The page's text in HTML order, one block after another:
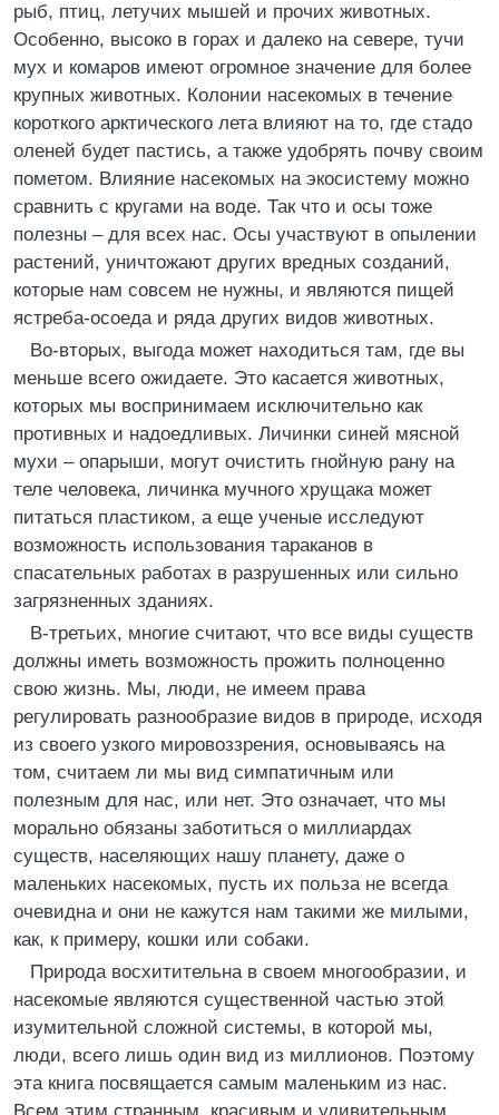
рыб, птиц, летучих мышей и прочих животных.
Особенно, высоко в горах и далеко на севере, тучи
мух и комаров имеют огромное значение для более
крупных животных. Колонии насекомых в течение
короткого арктического лета влияют на то, где стадо
оленей будет пастись, а также удобрять почву своим
пометом. Влияние насекомых на экосистему можно
сравнить с кругами на воде. Так что и осы тоже
полезны – для всех нас. Осы участвуют в опылении
растений, уничтожают других вредных созданий,
которые нам совсем не нужны, и являются пищей
ястреба-осоеда и ряда других видов животных.
Во-вторых, выгода может находиться там, где вы
меньше всего ожидаете. Это касается животных,
которых мы воспринимаем исключительно как
противных и надоедливых. Личинки синей мясной
мухи – опарыши, могут очистить гнойную рану на
теле человека, личинка мучного хрущака может
питаться пластиком, а еще ученые исследуют
возможность использования тараканов в
спасательных работах в разрушенных или сильно
загрязненных зданиях.
В-третьих, многие считают, что все виды существ
должны иметь возможность прожить полноценно
свою жизнь. Мы, люди, не имеем права
регулировать разнообразие видов в природе, исходя
из своего узкого мировоззрения, основываясь на
том, считаем ли мы вид симпатичным или
полезным для нас, или нет. Это означает, что мы
морально обязаны заботиться о миллиардах
существ, населяющих нашу планету, даже о
маленьких насекомых, пусть их польза не всегда
очевидна и они не кажутся нам такими же милыми,
как, к примеру, кошки или собаки.
Природа восхитительна в своем многообразии, и
насекомые являются существенной частью этой
изумительной сложной системы, в которой мы,
люди, всего лишь один вид из миллионов. Поэтому
эта книга посвящается самым маленьким из нас.